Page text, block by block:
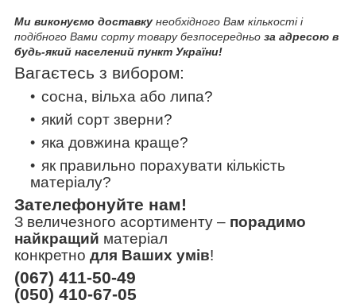
Ми виконуємо доставку необхідного Вам кількості і
подібного Вами сорту товару безпосередньо за адресою в
будь-який населений пункт України!
Вагаєтесь з вибором:
сосна, вільха або липа?
який сорт зверни?
яка довжина краще?
як правильно порахувати кількість
матеріалу?
Зателефонуйте нам!
З величезного асортименту – порадимо
найкращий матеріал
конкретно для Ваших умів!
(067) 411-50-49
(050) 410-67-05